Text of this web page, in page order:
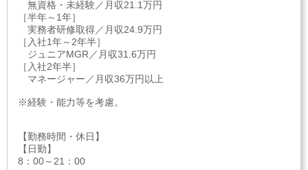
無資格・未経験／月収21.1万円
［半年～1年］
実務者研修取得／月収24.9万円
［入社1年～2年半］
ジュニアMGR／月収31.6万円
［入社2年半］
マネージャー／月収36万円以上
※経験・能力等を考慮。
【勤務時間・休日】
【日勤】
8：00～21：00